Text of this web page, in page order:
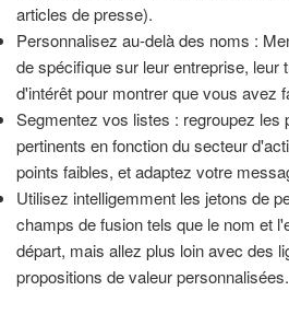
articles de presse).
Personnalisez au-delà des noms :
de spécifique sur leur entreprise, leur
d'intérêt pour montrer que vous avez
Segmentez vos listes : regroupez les
pertinents en fonction du secteur
points faibles, et adaptez votre
Utilisez intelligemment les jetons de
champs de fusion tels que le nom et
départ, mais allez plus loin avec des
propositions de valeur personnalisées.